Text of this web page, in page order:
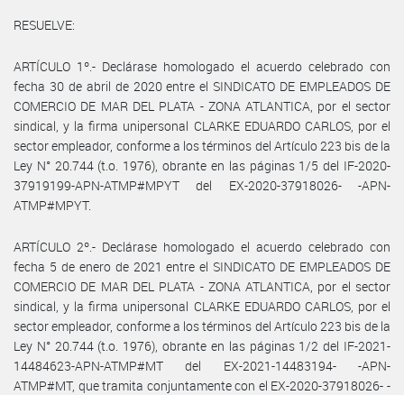
RESUELVE:
ARTÍCULO 1º.- Declárase homologado el acuerdo celebrado con
fecha 30 de abril de 2020 entre el SINDICATO DE EMPLEADOS DE
COMERCIO DE MAR DEL PLATA - ZONA ATLANTICA, por el sector
sindical, y la firma unipersonal CLARKE EDUARDO CARLOS, por el
sector empleador, conforme a los términos del Artículo 223 bis de la
Ley N° 20.744 (t.o. 1976), obrante en las páginas 1/5 del IF-2020-
37919199-APN-ATMP#MPYT del EX-2020-37918026- -APN-
ATMP#MPYT.
ARTÍCULO 2º.- Declárase homologado el acuerdo celebrado con
fecha 5 de enero de 2021 entre el SINDICATO DE EMPLEADOS DE
COMERCIO DE MAR DEL PLATA - ZONA ATLANTICA, por el sector
sindical, y la firma unipersonal CLARKE EDUARDO CARLOS, por el
sector empleador, conforme a los términos del Artículo 223 bis de la
Ley N° 20.744 (t.o. 1976), obrante en las páginas 1/2 del IF-2021-
14484623-APN-ATMP#MT del EX-2021-14483194- -APN-
ATMP#MT, que tramita conjuntamente con el EX-2020-37918026- -